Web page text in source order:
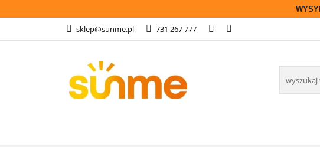
sklep@sunme.pl 731 267 777
KATEGORIE